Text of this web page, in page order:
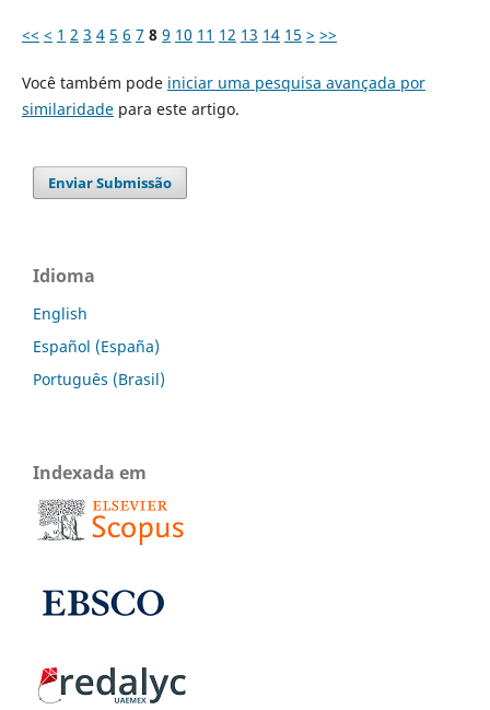
<< < 1 2 3 4 5 6 7 8 9 10 11 12 13 14 15 > >>
Você também pode iniciar uma pesquisa avançada por
similaridadepara este artigo.
Enviar Submissão
Idioma
English
Español (España)
Português (Brasil)
Indexada em